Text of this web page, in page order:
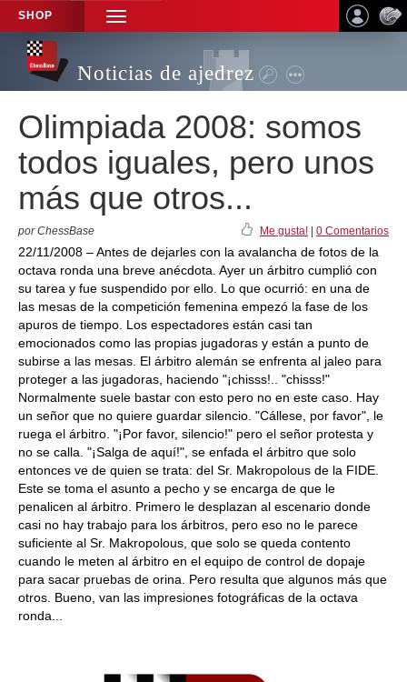
SHOP
TOGGLE
NAVIGATION
Noticias de ajedrez
Olimpiada 2008: somos
todos iguales, pero unos
más que otros...
por ChessBase Me gusta! 0 Comentarios
22/11/2008 – Antes de dejarles con la avalancha de fotos de la
octava ronda una breve anécdota. Ayer un árbitro cumplió con
su tarea y fue suspendido por ello. Lo que ocurrió: en una de
las mesas de la competición femenina empezó la fase de los
apuros de tiempo. Los espectadores están casi tan
emocionados como las propias jugadoras y están a punto de
subirse a las mesas. El árbitro alemán se enfrenta al jaleo para
proteger a las jugadoras, haciendo "¡chisss!.. "chisss!"
Normalmente suele bastar con esto pero no en este caso. Hay
un señor que no quiere guardar silencio. "Cállese, por favor", le
ruega el árbitro. "¡Por favor, silencio!" pero el señor protesta y
no se calla. "¡Salga de aquí!", se enfada el árbitro que solo
entonces ve de quien se trata: del Sr. Makropolous de la FIDE.
Este se toma el asunto a pecho y se encarga de que le
penalicen al árbitro. Primero le desplazan al escenario donde
casi no hay trabajo para los árbitros, pero eso no le parece
suficiente al Sr. Makropolous, que solo se queda contento
cuando le meten al árbitro en el equipo de control de dopaje
para sacar pruebas de orina. Pero resulta que algunos más que
otros. Bueno, van las impresiones fotográficas de la octava
ronda...